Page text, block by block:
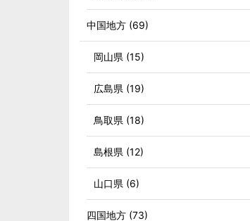
中国地方 (69)
岡山県 (15)
広島県 (19)
鳥取県 (18)
島根県 (12)
山口県 (6)
四国地方 (73)